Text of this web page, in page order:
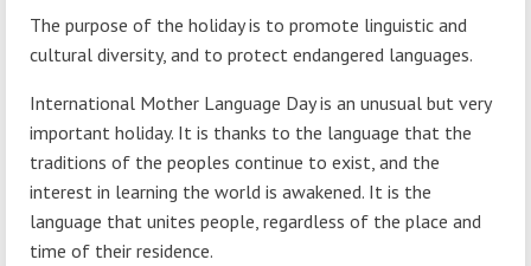
The purpose of the holiday is to promote linguistic and
cultural diversity, and to protect endangered languages.
International Mother Language Day is an unusual but very
important holiday. It is thanks to the language that the
traditions of the peoples continue to exist, and the
interest in learning the world is awakened. It is the
language that unites people, regardless of the place and
time of their residence.